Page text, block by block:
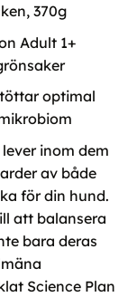
370g
Adult 1+
optimal
inom dem
av både
för din hund.
att balansera
bara deras
Science Plan